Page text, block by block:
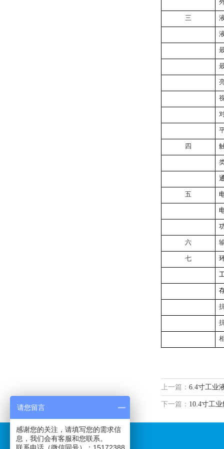
三
四
五
六
七
上一篇： 6.4寸工业
下一篇： 10.4寸工
快速导航
请您留言
感谢您的关注，请填写您的需求信
息，我们会有客服和您联系。